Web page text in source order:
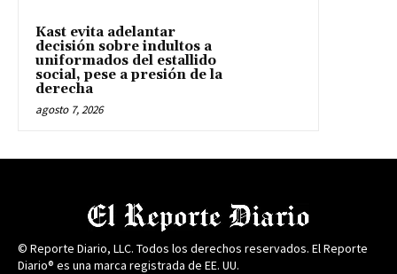
Kast evita adelantar
decisión sobre indultos a
uniformados del estallido
social, pese a presión de la
derecha
agosto 7, 2026
© Reporte Diario, LLC. Todos los derechos reservados. El Reporte
Diario® es una marca registrada de EE. UU.